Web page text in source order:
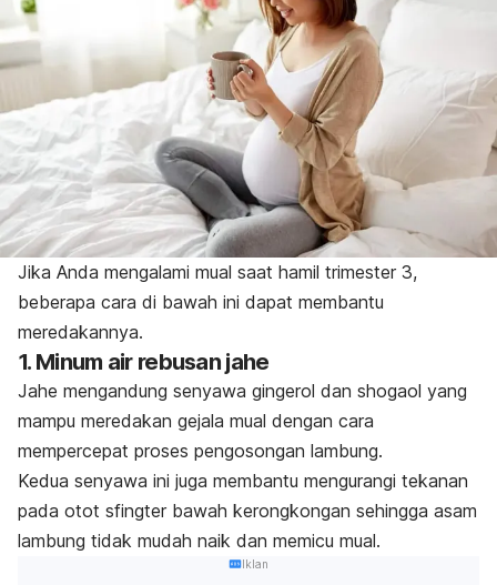
Jika Anda mengalami mual saat hamil trimester 3,
beberapa cara di bawah ini dapat membantu
meredakannya.
1. Minum air rebusan jahe
Jahe mengandung senyawa gingerol dan shogaol yang
mampu meredakan gejala mual dengan cara
mempercepat proses pengosongan lambung.
Kedua senyawa ini juga membantu mengurangi tekanan
pada otot sfingter bawah kerongkongan sehingga asam
lambung tidak mudah naik dan memicu mual.
Iklan